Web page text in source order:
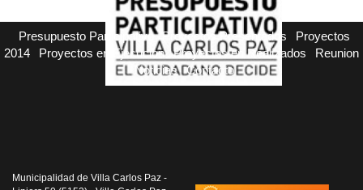
Presupuesto Participativo Proyectos Presentados
Proyectos
2014
Proyectos en Ejecucion Proyectos en Realizados
Reunion
Noticias
Contacto
Municipalidad de Villa Carlos Paz -